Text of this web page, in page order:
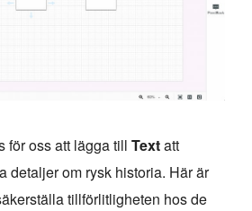
för oss att lägga till Textatt
detaljer om rysk historia. Här är
tillförlitligheten hos de